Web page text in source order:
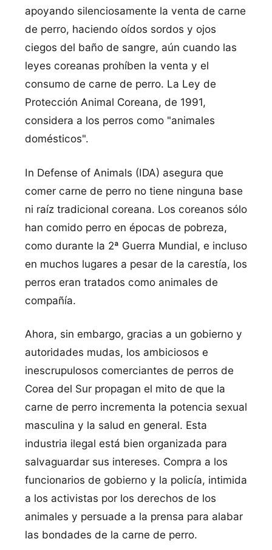
apoyando silenciosamente la venta de carne
de perro, haciendo oí­dos sordos y ojos
ciegos del baño de sangre, aún cuando las
leyes coreanas prohí­ben la venta y el
consumo de carne de perro. La Ley de
Protección Animal Coreana, de 1991,
considera a los perros como "animales
domésticos".
In Defense of Animals (IDA) asegura que
comer carne de perro no tiene ninguna base
ni raí­z tradicional coreana. Los coreanos sólo
han comido perro en épocas de pobreza,
como durante la 2ª Guerra Mundial, e incluso
en muchos lugares a pesar de la carestí­a, los
perros eran tratados como animales de
compañí­a.
Ahora, sin embargo, gracias a un gobierno y
autoridades mudas, los ambiciosos e
inescrupulosos comerciantes de perros de
Corea del Sur propagan el mito de que la
carne de perro incrementa la potencia sexual
masculina y la salud en general. Esta
industria ilegal está bien organizada para
salvaguardar sus intereses. Compra a los
funcionarios de gobierno y la policí­a, intimida
a los activistas por los derechos de los
animales y persuade a la prensa para alabar
las bondades de la carne de perro.